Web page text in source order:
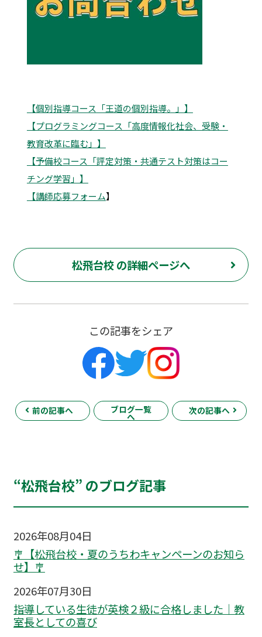
【個別指導コース「王道の個別指導。」】
【プログラミングコース「高度情報化社会、受験・
教育改革に臨む」】
【予備校コース「評定対策・共通テスト対策はコー
チング学習」】
【講師応募フォーム】
松飛台校 の詳細ページへ
この記事をシェア
前の記事へ ブログ一覧
へ
次の記事へ
“松飛台校” のブログ記事
2026年08月04日
🎐【松飛台校・夏のうちわキャンペーンのお知ら
せ】🎐
2026年07月30日
指導している生徒が英検２級に合格しました｜教
室長としての喜び